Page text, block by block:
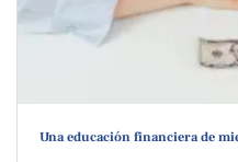
Una educación financiera de